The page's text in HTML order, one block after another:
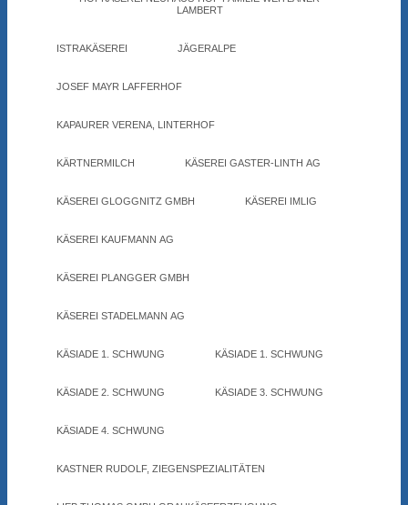
LAMBERT
ISTRAKÄSEREI JÄGERALPE
JOSEF MAYR LAFFERHOF
KAPAURER VERENA, LINTERHOF
KÄRTNERMILCH KÄSEREI GASTER-LINTH AG
KÄSEREI GLOGGNITZ GMBH KÄSEREI IMLIG
KÄSEREI KAUFMANN AG
KÄSEREI PLANGGER GMBH
KÄSEREI STADELMANN AG
KÄSIADE 1. SCHWUNG KÄSIADE 1. SCHWUNG
KÄSIADE 2. SCHWUNG KÄSIADE 3. SCHWUNG
KÄSIADE 4. SCHWUNG
KASTNER RUDOLF, ZIEGENSPEZIALITÄTEN